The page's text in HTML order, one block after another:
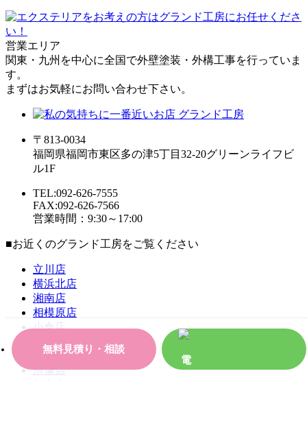
無料見積り・相談
営業エリア
関東・九州を中心に全国で外壁塗装・外構工事を行っていま
す。
まずはお気軽にお問い合わせ下さい。
〒813-0034
福岡県福岡市東区多の津5丁目32-20グリーンライフビ
ル1F
TEL:092-626-7555
FAX:092-626-7566
営業時間：9:30～17:00
■お近くのグランド工房をご覧ください
立川店
横浜北店
湘南店
相模原店
小倉店
八幡店
飯塚店
宗像店